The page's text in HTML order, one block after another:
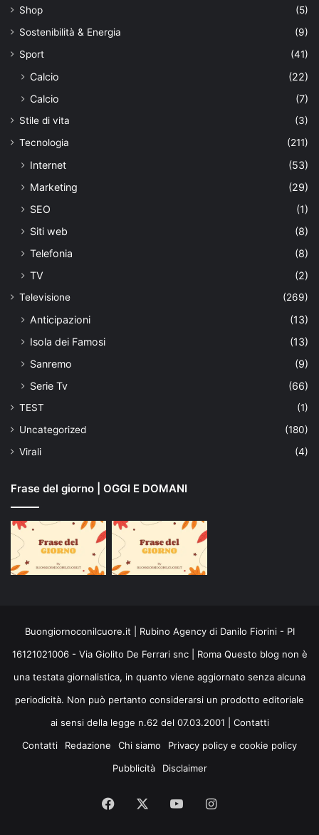
Shop
(5)
Sostenibilità & Energia
(9)
Sport
(41)
Calcio
(22)
Calcio
(7)
Stile di vita
(3)
Tecnologia
(211)
Internet
(53)
Marketing
(29)
SEO
(1)
Siti web
(8)
Telefonia
(8)
TV
(2)
Televisione (269)
Anticipazioni
(13)
Isola dei Famosi
(13)
Sanremo
(9)
Serie Tv
(66)
TEST
(1)
Uncategorized
(180)
Virali
(4)
Frase del giorno | OGGI E DOMANI
Buongiornoconilcuore.it | Rubino Agency di Danilo Fiorini - PI
16121021006 - Via Giolito De Ferrari snc | Roma Questo blog non è
una testata giornalistica, in quanto viene aggiornato senza alcuna
periodicità. Non può pertanto considerarsi un prodotto editoriale
ai sensi della legge n.62 del 07.03.2001 | Contatti
Contatti
Redazione Chi siamo
Privacy policy e cookie policy
Pubblicità
Disclaimer